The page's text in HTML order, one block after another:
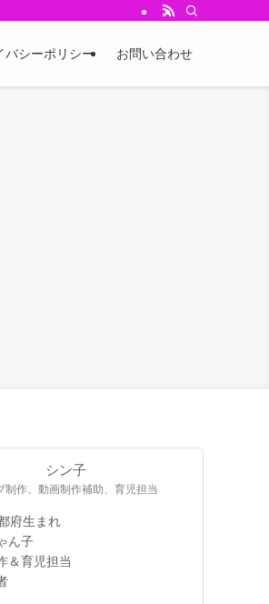
バシーポリシー お問い合わせ
シン子
制作、動画制作補助、育児担当
府生まれ
ん子
＆育児担当